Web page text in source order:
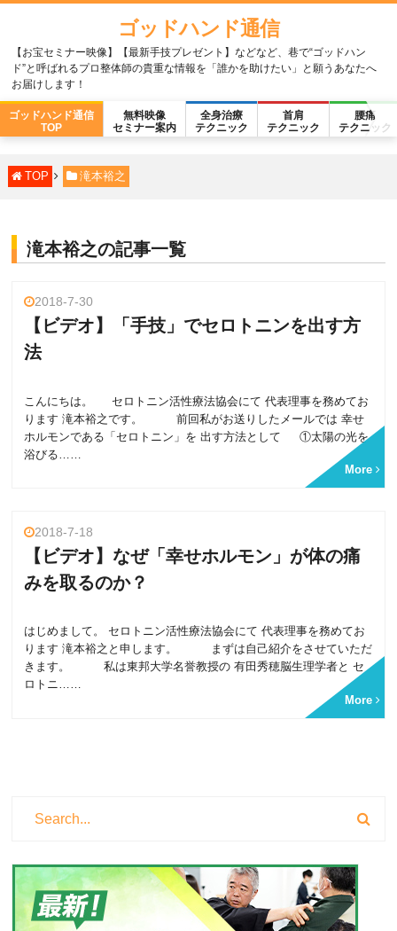
ゴッドハンド通信
【お宝セミナー映像】【最新手技プレゼント】などなど、巷で“ゴッドハン
ド”と呼ばれるプロ整体師の貴重な情報を「誰かを助けたい」と願うあなたへ
お届けします！
ゴッドハンド通信
TOP
無料映像
セミナー案内
全身治療
テクニック
首肩
テクニック
腰痛
テクニック
TOP 滝本裕之
滝本裕之の記事一覧
2018-7-30
【ビデオ】「手技」でセロトニンを出す方
法
こんにちは。 セロトニン活性療法協会にて 代表理事を務めてお
ります 滝本裕之です。 前回私がお送りしたメールでは 幸せ
ホルモンである「セロトニン」を 出す方法として ①太陽の光を
浴びる……
More
2018-7-18
【ビデオ】なぜ「幸せホルモン」が体の痛
みを取るのか？
はじめまして。 セロトニン活性療法協会にて 代表理事を務めてお
ります 滝本裕之と申します。 まずは自己紹介をさせていただ
きます。 私は東邦大学名誉教授の 有田秀穂脳生理学者と セ
ロトニ……
More